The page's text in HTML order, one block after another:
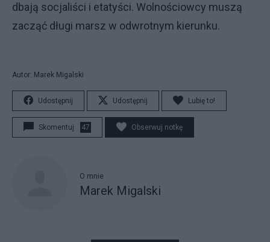
dbają socjaliści i etatyści. Wolnościowcy muszą
zacząć długi marsz w odwrotnym kierunku.
Autor: Marek Migalski
Udostępnij Udostępnij Lubię to!
Skomentuj 47 Obserwuj notkę
O mnie
Marek Migalski